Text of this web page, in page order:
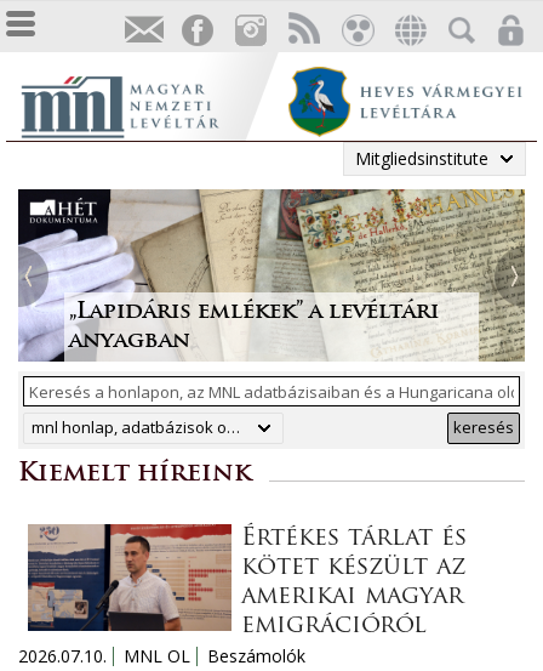
Mitgliedsinstitute
Irodalmi folyóiratok helyzete
1986-ban
Megjelent a Levéltári
Közlemények 2025. évi száma
„Lapidáris emlékek” a levéltári
anyagban
ArchívNet 2026/2.
Tájékoztatás a Pest vármegyei
állami anyakönyvi
másodpéldányok online
közzétételéről
mnl honlap, adatbázisok online, hungaricana keresés
Kiemelt híreink
Értékes tárlat és
kötet készült az
amerikai magyar
emigrációról
2026.07.10. MNL OL
Beszámolók